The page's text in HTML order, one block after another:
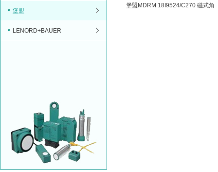
堡盟
LENORD+BAUER
堡盟MDRM 18I9524/C270 磁式角